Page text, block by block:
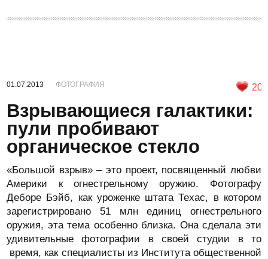
01.07.2013 ФОТОГРАФИЯ 20
Взрывающиеся галактики:
пули пробивают
органическое стекло
«Большой взрыв» – это проект, посвященный любви
Америки к огнестрельному оружию. Фотографу
Деборе Бэйб, как уроженке штата Техас, в котором
зарегистрировано 51 млн единиц огнестрельного
оружия, эта тема особенно близка. Она сделала эти
удивительные фотографии в своей студии в то
время, как специалисты из Института общественной